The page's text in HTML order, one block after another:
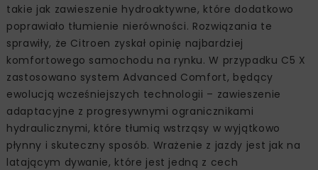
takie jak zawieszenie hydroaktywne, które dodatkowo
poprawiało tłumienie nierówności. Rozwiązania te
sprawiły, że Citroen zyskał opinię najbardziej
komfortowego samochodu na rynku. W przypadku C5 X
zastosowano system Advanced Comfort, będący
ewolucją wcześniejszych technologii – zawieszenie
adaptacyjne z progresywnymi ogranicznikami
hydraulicznymi, które tłumią wstrząsy w wyjątkowo
płynny i skuteczny sposób. Wrażenie z jazdy jest jak na
latającym dywanie, które jest jedną z cech